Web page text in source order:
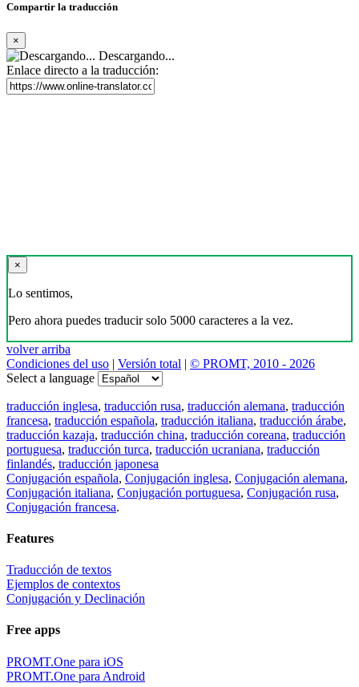
Compartir la traducción
×
Descargando...
Enlace directo a la traducción:
×
Lo sentimos,
Pero ahora puedes traducir solo 5000 caracteres a la vez.
volver arriba
Condiciones del uso | Versión total | © PROMT, 2010 - 2026
Select a language
traducción inglesa, traducción rusa, traducción alemana, traducción
francesa, traducción española, traducción italiana, traducción árabe,
traducción kazaja, traducción china, traducción coreana, traducción
portuguesa, traducción turca, traducción ucraniana, traducción
finlandés, traducción japonesa
Conjugación española, Conjugación inglesa, Conjugación alemana,
Conjugación italiana, Conjugación portuguesa, Conjugación rusa,
Conjugación francesa.
Features
Traducción de textos
Ejemplos de contextos
Conjugación y Declinación
Free apps
PROMT.One para iOS
PROMT.One para Android